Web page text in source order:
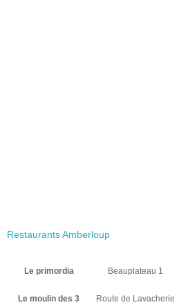
Restaurants Amberloup
Le primordia Beauplateau 1
Le moulin des 3
Route de Lavacherie